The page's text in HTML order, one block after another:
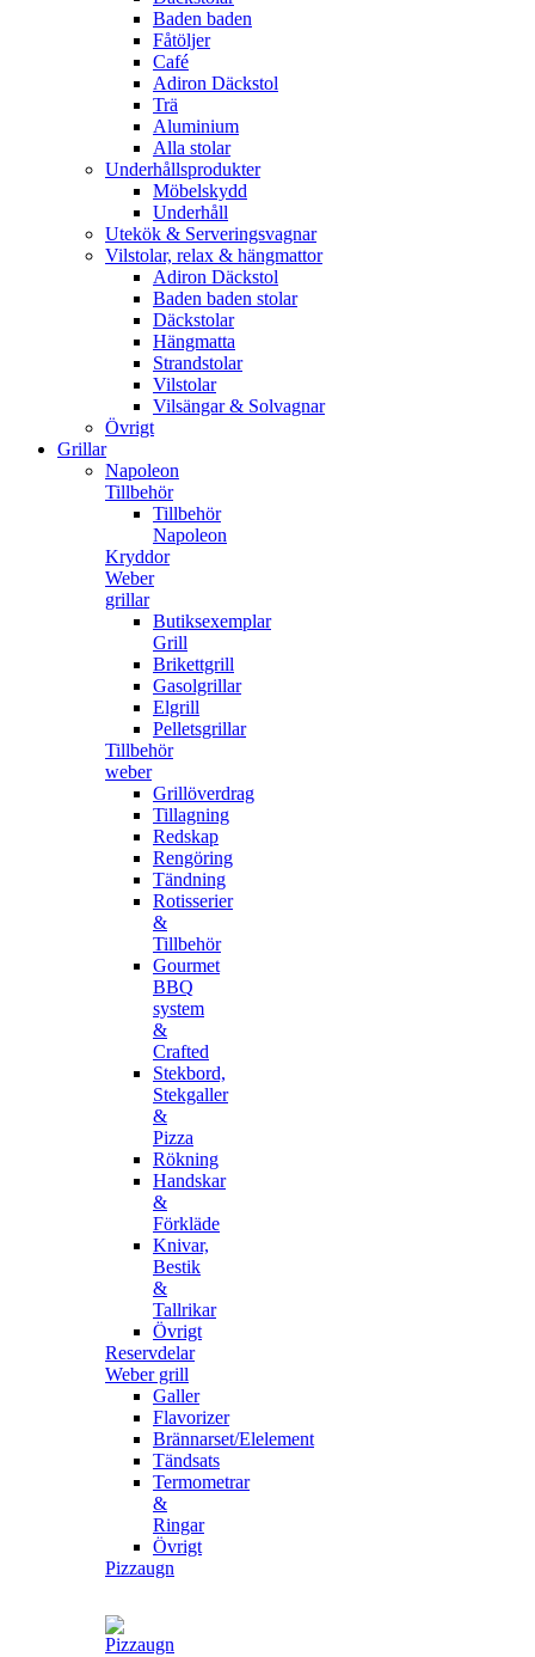
Baden baden
Fåtöljer
Café
Adiron Däckstol
Trä
Aluminium
Alla stolar
Underhållsprodukter
Möbelskydd
Underhåll
Utekök & Serveringsvagnar
Vilstolar, relax & hängmattor
Adiron Däckstol
Baden baden stolar
Däckstolar
Hängmatta
Strandstolar
Vilstolar
Vilsängar & Solvagnar
Övrigt
Grillar
Napoleon
Tillbehör
Tillbehör
Napoleon
Kryddor
Weber
grillar
Butiksexemplar
Grill
Brikettgrill
Gasolgrillar
Elgrill
Pelletsgrillar
Tillbehör
weber
Grillöverdrag
Tillagning
Redskap
Rengöring
Tändning
Rotisserier
&
Tillbehör
Gourmet
BBQ
system
&
Crafted
Stekbord,
Stekgaller
&
Pizza
Rökning
Handskar
&
Förkläde
Knivar,
Bestik
&
Tallrikar
Övrigt
Reservdelar
Weber grill
Galler
Flavorizer
Brännarset/Elelement
Tändsats
Termometrar
&
Ringar
Övrigt
Pizzaugn